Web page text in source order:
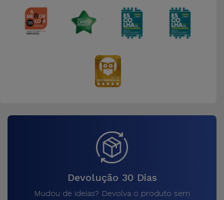
iPad e
Tablet
Devolução 30 Dias
Mudou de ideias? Devolva o produto sem